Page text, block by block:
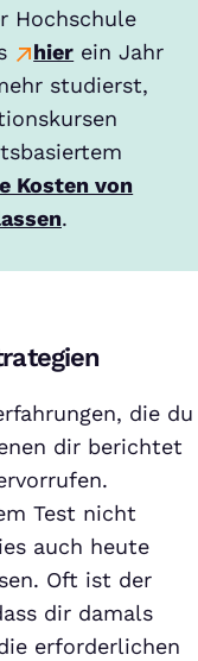
Hochschule
hier ein Jahr
studierst,
Kosten von
.
die du
dir berichtet
Test nicht
auch heute
Oft ist der
dir damals
erforderlichen